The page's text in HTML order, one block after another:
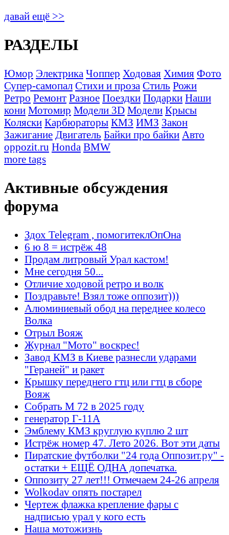
давай ещё >>
РАЗДЕЛЫ
Юмор Электрика Чоппер Ходовая Химия Фото
Супер-самопал Стихи и проза Стиль Рожи
Ретро Ремонт Разное Поездки Подарки Наши
кони Мотомир Модели 3D Модели Крысы
Коляски Карбюраторы КМЗ ИМЗ Закон
Зажигание Двигатель Байки про байки Авто
oppozit.ru Honda BMW
more tags
Активные обсуждения
форума
Здох Telegram , помогитеклОпОна
6 ю 8 = истрёж 48
Продам литровый Урал кастом!
Мне сегодня 50...
Отличие ходовой ретро и волк
Поздравьте! Взял тоже оппозит)))
Алюминиевый обод на переднее колесо
Волка
Отрыл Вояж
Журнал "Мото" воскрес!
Завод КМЗ в Киеве разнесли ударами
"Гераней" и ракет
Крышку переднего гтц или гтц в сборе
Вояж
Собрать М 72 в 2025 году
генератор Г-11А
Эмблему КМЗ круглую куплю 2 шт
Истрёж номер 47. Лето 2026. Вот эти даты
Пиратские футболки "24 года Оппозит.ру" -
остатки + ЕЩЁ ОДНА допечатка.
Оппозиту 27 лет!!! Отмечаем 24-26 апреля
Wolkodav опять постарел
Чертеж флажка крепление фары с
надписью урал у кого есть
Наша мотожизнь